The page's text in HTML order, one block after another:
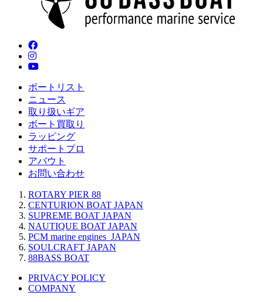
ボートリスト
ニュース
取り扱いギア
ボート買取り
ラッピング
サポートプロ
アバウト
お問い合わせ
ROTARY PIER 88
CENTURION BOAT JAPAN
SUPREME BOAT JAPAN
NAUTIQUE BOAT JAPAN
PCM marine engines JAPAN
SOULCRAFT JAPAN
88BASS BOAT
PRIVACY POLICY
COMPANY